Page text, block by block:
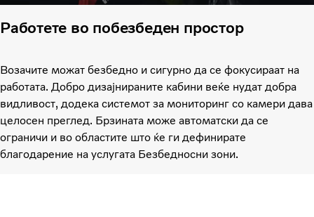
Работете во побезбеден простор
Возачите можат безбедно и сигурно да се фокусираат на
работата. Добро дизајнираните кабини веќе нудат добра
видливост, додека системот за мониторинг со камери дава
целосен преглед. Брзината може автоматски да се
ограничи и во областите што ќе ги дефинирате
благодарение на услугата Безбедносни зони.